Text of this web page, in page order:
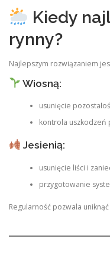
Kiedy
rynny?
Najlepszym rozwiązaniem
Wiosną:
usunięcie
kontrola uszkodzeń
Jesienią:
usunięcie liści i
przygotowanie
Regularność pozwala